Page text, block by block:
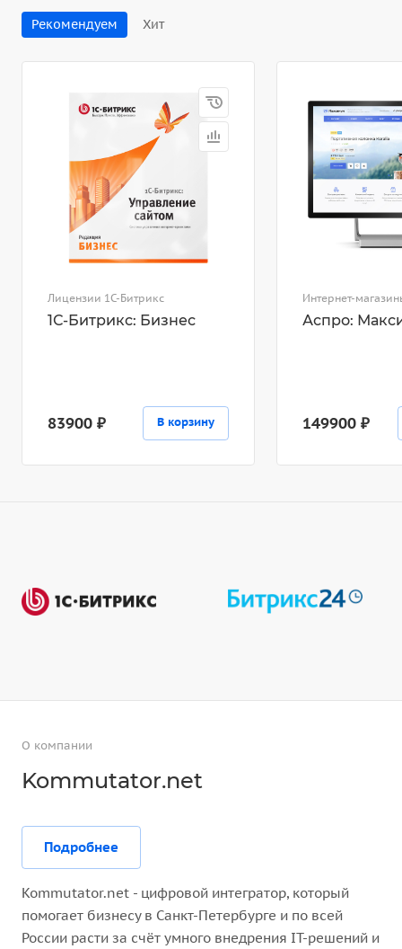
Рекомендуем Хит
Лицензии 1С-Битрикс
1С-Битрикс: Бизнес
83900 ₽ В корзину
Интернет-
Аспро:
149900 ₽
О компании
Kommutator.net
Подробнее
Kommutator.net - цифровой интегратор, который
помогает бизнесу в Санкт-Петербурге и по всей
России расти за счёт умного внедрения IT-решений и